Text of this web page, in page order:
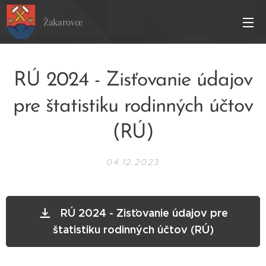
Žakarovce
RÚ 2024 - Zisťovanie údajov
pre štatistiku rodinných účtov
(RÚ)
04.12.2023
RÚ 2024 - Zisťovanie údajov pre
štatistiku rodinných účtov (RÚ)